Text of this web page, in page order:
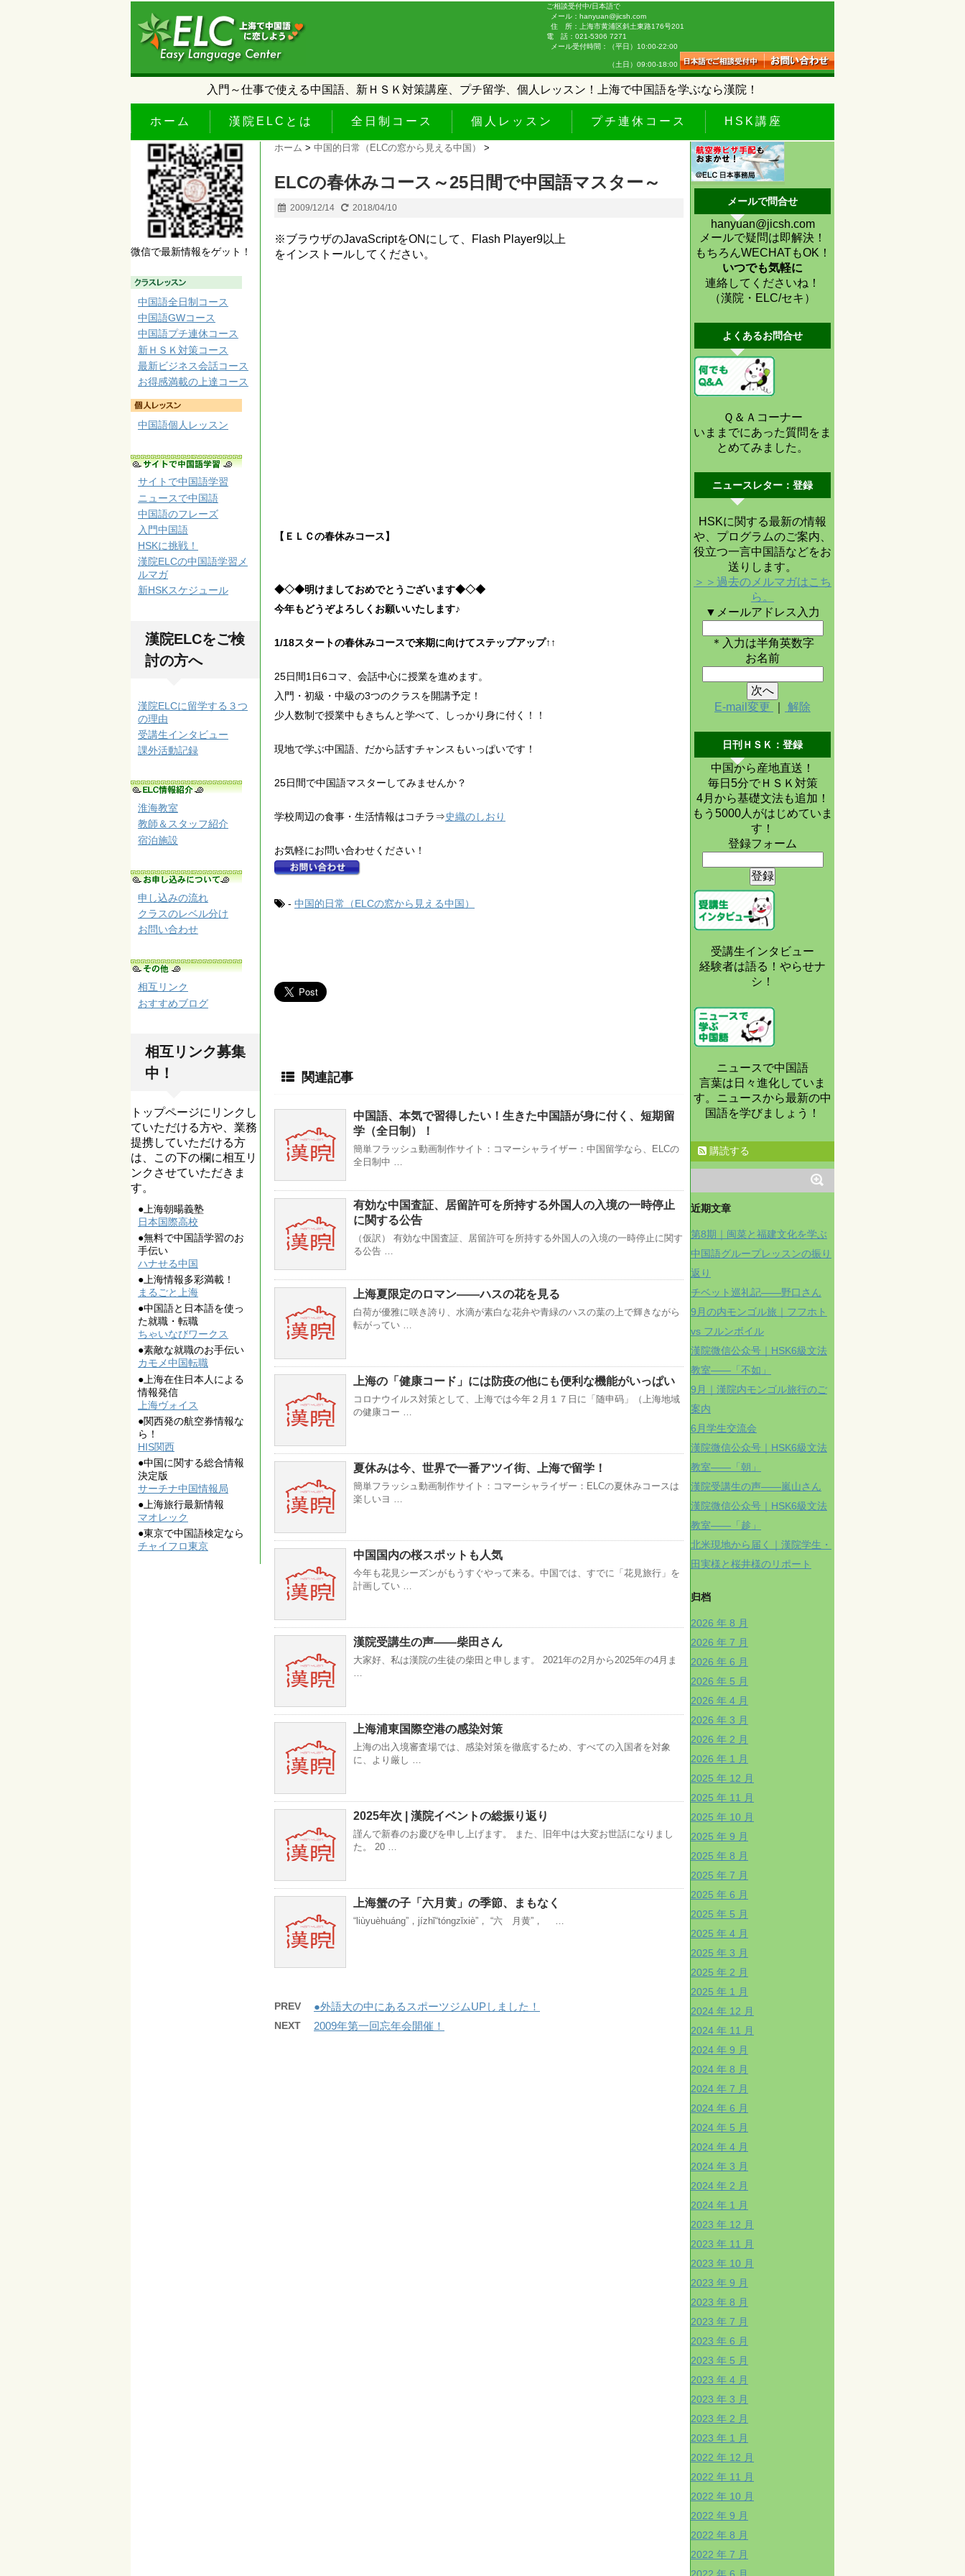
ご相談受付中/日本語で
メール：hanyuan@jicsh.com
住 所：上海市黄浦区斜土東路176号201
電 話：021-5306 7271
メール受付時間：（平日）10:00-22:00
（土日）09:00-18:00
入門～仕事で使える中国語、新ＨＳＫ対策講座、プチ留学、個人レッスン！上海で中国語を学ぶなら漢院！
ホーム 漢院ELCとは 全日制コース 個人レッスン プチ連休コース HSK講座
ホーム > 中国的日常（ELCの窓から見える中国） >
ELCの春休みコース～25日間で中国語マスター～
2009/12/14 2018/04/10
※ブラウザのJavaScriptをONにして、Flash Player9以上
をインストールしてください。
【ＥＬＣの春休みコース】
◆◇◆明けましておめでとうございます◆◇◆
今年もどうぞよろしくお願いいたします♪
1/18スタートの春休みコースで来期に向けてステップアップ↑↑
25日間1日6コマ、会話中心に授業を進めます。
入門・初級・中級の3つのクラスを開講予定！
少人数制で授業中もきちんと学べて、しっかり身に付く！！
現地で学ぶ中国語、だから話すチャンスもいっぱいです！
25日間で中国語マスターしてみませんか？
学校周辺の食事・生活情報はコチラ⇒史織のしおり
お気軽にお問い合わせください！
- 中国的日常（ELCの窓から見える中国）
関連記事
中国語、本気で習得したい！生きた中国語が身に付く、短期留
学（全日制）！
簡単フラッシュ動画制作サイト：コマーシャライザー：中国留学なら、ELCの
全日制中 …
有効な中国査証、居留許可を所持する外国人の入境の一時停止
に関する公告
（仮訳） 有効な中国査証、居留許可を所持する外国人の入境の一時停止に関す
る公告 …
上海夏限定のロマン——ハスの花を見る
白荷が優雅に咲き誇り、水滴が素白な花弁や青緑のハスの葉の上で輝きながら
転がってい …
上海の「健康コード」には防疫の他にも便利な機能がいっぱい
コロナウイルス対策として、上海では今年２月１７日に「随申码」（上海地域
の健康コー …
夏休みは今、世界で一番アツイ街、上海で留学！
簡単フラッシュ動画制作サイト：コマーシャライザー：ELCの夏休みコースは
楽しいヨ …
中国国内の桜スポットも人気
今年も花見シーズンがもうすぐやって来る。中国では、すでに「花見旅行」を
計画してい …
漢院受講生の声——柴田さん
大家好、私は漢院の生徒の柴田と申します。 2021年の2月から2025年の4月ま
…
上海浦東国際空港の感染対策
上海の出入境審査場では、感染対策を徹底するため、すべての入国者を対象
に、より厳し …
2025年次 | 漢院イベントの総振り返り
謹んで新春のお慶びを申し上げます。 また、旧年中は大変お世話になりまし
た。 20 …
上海蟹の子「六月黄」の季節、まもなく
“liùyuèhuánɡ”，jízhǐ“tónɡzǐxiè”， “六 月黄”， …
PREV ●外語大の中にあるスポーツジムUPしました！
NEXT 2009年第一回忘年会開催！
メールで問合せ
hanyuan@jicsh.com
メールで疑問は即解決！
もちろんWECHATもOK！
いつでも気軽に
連絡してくださいね！
（漢院・ELC/セキ）
よくあるお問合せ
Ｑ＆Ａコーナー
いままでにあった質問をま
とめてみました。
ニュースレター：登録
HSKに関する最新の情報
や、プログラムのご案内、
役立つ一言中国語などをお
送りします。
＞＞過去のメルマガはこち
ら。
▼メールアドレス入力
＊入力は半角英数字
お名前
E-mail変更 解除
日刊ＨＳＫ：登録
中国から産地直送！
毎日5分でＨＳＫ対策
4月から基礎文法も追加！
もう5000人がはじめていま
す！
登録フォーム
受講生インタビュー
経験者は語る！やらせナ
シ！
ニュースで中国語
言葉は日々進化していま
す。ニュースから最新の中
国語を学びましょう！
購読する
近期文章
第8期｜闽菜と福建文化を学ぶ
中国語グループレッスンの振り
返り
チベット巡礼記——野口さん
9月の内モンゴル旅｜フフホト
vs フルンボイル
漢院微信公众号｜HSK6級文法
教室——「不如」
9月｜漢院内モンゴル旅行のご
案内
6月学生交流会
漢院微信公众号｜HSK6級文法
教室——「朝」
漢院受講生の声——嵐山さん
漢院微信公众号｜HSK6級文法
教室——「趁」
北米現地から届く｜漢院学生・
田実様と桜井様のリポート
归档
2026 年 8 月
2026 年 7 月
2026 年 6 月
2026 年 5 月
2026 年 4 月
2026 年 3 月
2026 年 2 月
2026 年 1 月
2025 年 12 月
2025 年 11 月
2025 年 10 月
2025 年 9 月
2025 年 8 月
2025 年 7 月
2025 年 6 月
2025 年 5 月
2025 年 4 月
2025 年 3 月
2025 年 2 月
2025 年 1 月
2024 年 12 月
2024 年 11 月
2024 年 9 月
2024 年 8 月
2024 年 7 月
2024 年 6 月
2024 年 5 月
2024 年 4 月
2024 年 3 月
2024 年 2 月
2024 年 1 月
2023 年 12 月
2023 年 11 月
2023 年 10 月
2023 年 9 月
2023 年 8 月
2023 年 7 月
2023 年 6 月
2023 年 5 月
2023 年 4 月
2023 年 3 月
2023 年 2 月
2023 年 1 月
2022 年 12 月
2022 年 11 月
2022 年 10 月
2022 年 9 月
2022 年 8 月
2022 年 7 月
2022 年 6 月
微信で最新情報をゲット！
中国語全日制コース
中国語GWコース
中国語プチ連休コース
新ＨＳＫ対策コース
最新ビジネス会話コース
お得感満載の上達コース
中国語個人レッスン
サイトで中国語学習
ニュースで中国語
中国語のフレーズ
入門中国語
HSKに挑戦！
漢院ELCの中国語学習メ
ルマガ
新HSKスケジュール
漢院ELCをご検
討の方へ
漢院ELCに留学する３つ
の理由
受講生インタビュー
課外活動記録
淮海教室
教師＆スタッフ紹介
宿泊施設
申し込みの流れ
クラスのレベル分け
お問い合わせ
相互リンク
おすすめブログ
相互リンク募集
中！
トップページにリンクし
ていただける方や、業務
提携していただける方
は、この下の欄に相互リ
ンクさせていただきま
す。
●上海朝暘義塾
日本国際高校
●無料で中国語学習のお
手伝い
ハナせる中国
●上海情報多彩満載！
まるごと上海
●中国語と日本語を使っ
た就職・転職
ちゃいなびワークス
●素敵な就職のお手伝い
カモメ中国転職
●上海在住日本人による
情報発信
上海ヴォイス
●関西発の航空券情報な
ら！
HIS関西
●中国に関する総合情報
決定版
サーチナ中国情報局
●上海旅行最新情報
マオレック
●東京で中国語検定なら
チャイフロ東京